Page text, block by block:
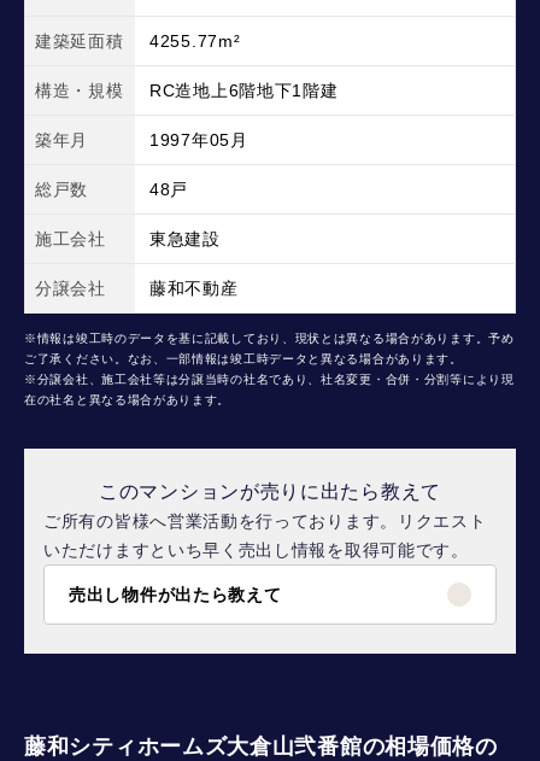
建築延面積 4255.77m²
構造・規模 RC造地上6階地下1階建
築年月 1997年05月
総戸数 48戸
施工会社 東急建設
分譲会社 藤和不動産
※情報は竣工時のデータを基に記載しており、現状とは異なる場合があります。予め
ご了承ください。なお、一部情報は竣工時データと異なる場合があります。
※分譲会社、施工会社等は分譲当時の社名であり、社名変更・合併・分割等により現
在の社名と異なる場合があります。
このマンションが売りに出たら教えて
ご所有の皆様へ営業活動を行っております。リクエスト
いただけますといち早く売出し情報を取得可能です。
売出し物件が出たら教えて
藤和シティホームズ大倉山弐番館の相場価格の